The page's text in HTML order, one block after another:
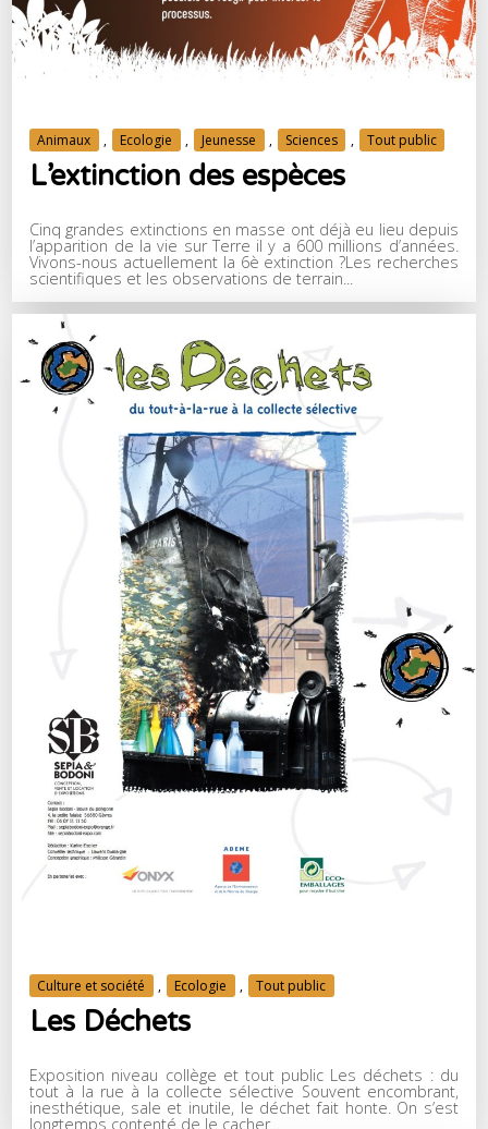
Animaux , Ecologie , Jeunesse , Sciences , Tout public
L’extinction des espèces
Cinq grandes extinctions en masse ont déjà eu lieu depuis
l’apparition de la vie sur Terre il y a 600 millions d’années.
Vivons-nous actuellement la 6è extinction ?Les recherches
scientifiques et les observations de terrain...
Culture et société , Ecologie , Tout public
Les Déchets
Exposition niveau collège et tout public Les déchets : du
tout à la rue à la collecte sélective Souvent encombrant,
inesthétique, sale et inutile, le déchet fait honte. On s’est
longtemps contenté de le cacher....